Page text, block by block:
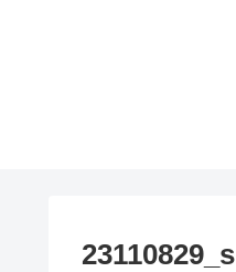
23110829_s